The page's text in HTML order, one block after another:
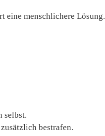
eine menschlichere Lösung.
selbst.
bestrafen.